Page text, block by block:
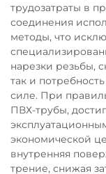
трудозатраты в
соединения
методы, что
нарезки резьбы,
так и
силе. При
ПВХ-трубы,
экономической
внутренняя
трение, снижая